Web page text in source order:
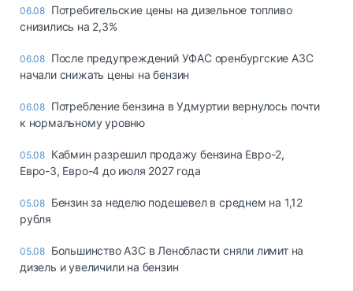
06.08 Потребительские цены на дизельное топливо
снизились на 2,3%
06.08 После предупреждений УФАС оренбургские АЗС
начали снижать цены на бензин
06.08 Потребление бензина в Удмуртии вернулось почти
к нормальному уровню
05.08 Кабмин разрешил продажу бензина Евро-2,
Евро-3, Евро-4 до июля 2027 года
05.08 Бензин за неделю подешевел в среднем на 1,12
рубля
05.08 Большинство АЗС в Ленобласти сняли лимит на
дизель и увеличили на бензин